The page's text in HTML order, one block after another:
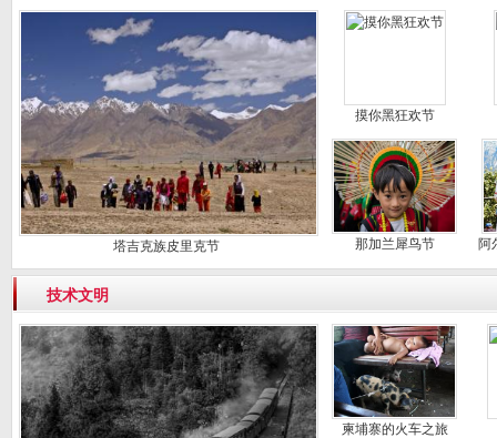
塔吉克族皮里克节
摸你黑狂欢节
那加兰犀鸟节 阿
技术文明
柬埔寨的火车之旅